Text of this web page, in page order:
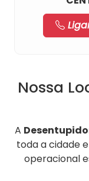
Nossa
A
toda a cidade
operacional